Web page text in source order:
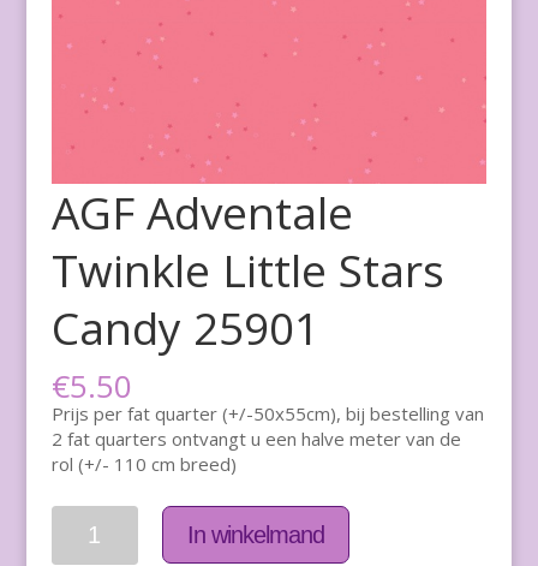
AGF Adventale
Twinkle Little Stars
Candy 25901
€5.50
Prijs per fat quarter (+/-50x55cm), bij bestelling van
2 fat quarters ontvangt u een halve meter van de
rol (+/- 110 cm breed)
Aantal
In winkelmand